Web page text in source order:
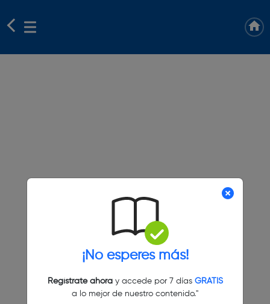
¡No esperes más!
Regístrate ahoray accede por 7 días GRATIS
a lo mejor de nuestro contenido."